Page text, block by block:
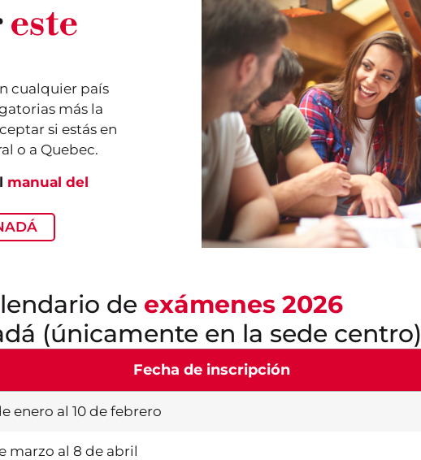
este
cualquier país
más la
si estás en
o a Quebec.
manual del
de exámenes 2026
(únicamente en la sede centro)
Fecha de inscripción
enero al 10 de febrero
marzo al 8 de abril